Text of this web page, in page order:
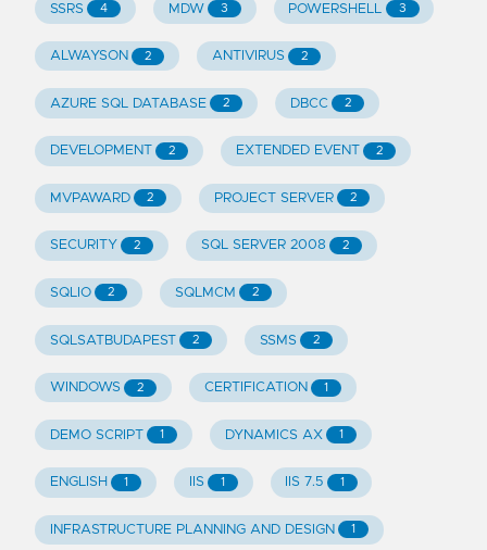
SSRS 4 MDW 3 POWERSHELL 3
ALWAYSON 2 ANTIVIRUS 2
AZURE SQL DATABASE 2 DBCC 2
DEVELOPMENT 2 EXTENDED EVENT 2
MVPAWARD 2 PROJECT SERVER 2
SECURITY 2 SQL SERVER 2008 2
SQLIO 2 SQLMCM 2
SQLSATBUDAPEST 2 SSMS 2
WINDOWS 2 CERTIFICATION 1
DEMO SCRIPT 1 DYNAMICS AX 1
ENGLISH 1 IIS 1 IIS 7.5 1
INFRASTRUCTURE PLANNING AND DESIGN 1